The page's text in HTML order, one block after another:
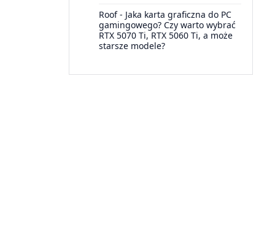
Roof- Jaka karta graficzna do PC
gamingowego? Czy warto wybrać
RTX 5070 Ti, RTX 5060 Ti, a może
starsze modele?